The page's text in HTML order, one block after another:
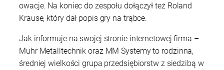
owacje. Na koniec do zespołu dołączył też Roland
Krause, który dał popis gry na trąbce.
Jak informuje na swojej stronie internetowej firma –
Muhr Metalltechnik oraz MM Systemy to rodzinna,
średniej wielkości grupa przedsiębiorstw z siedzibą w